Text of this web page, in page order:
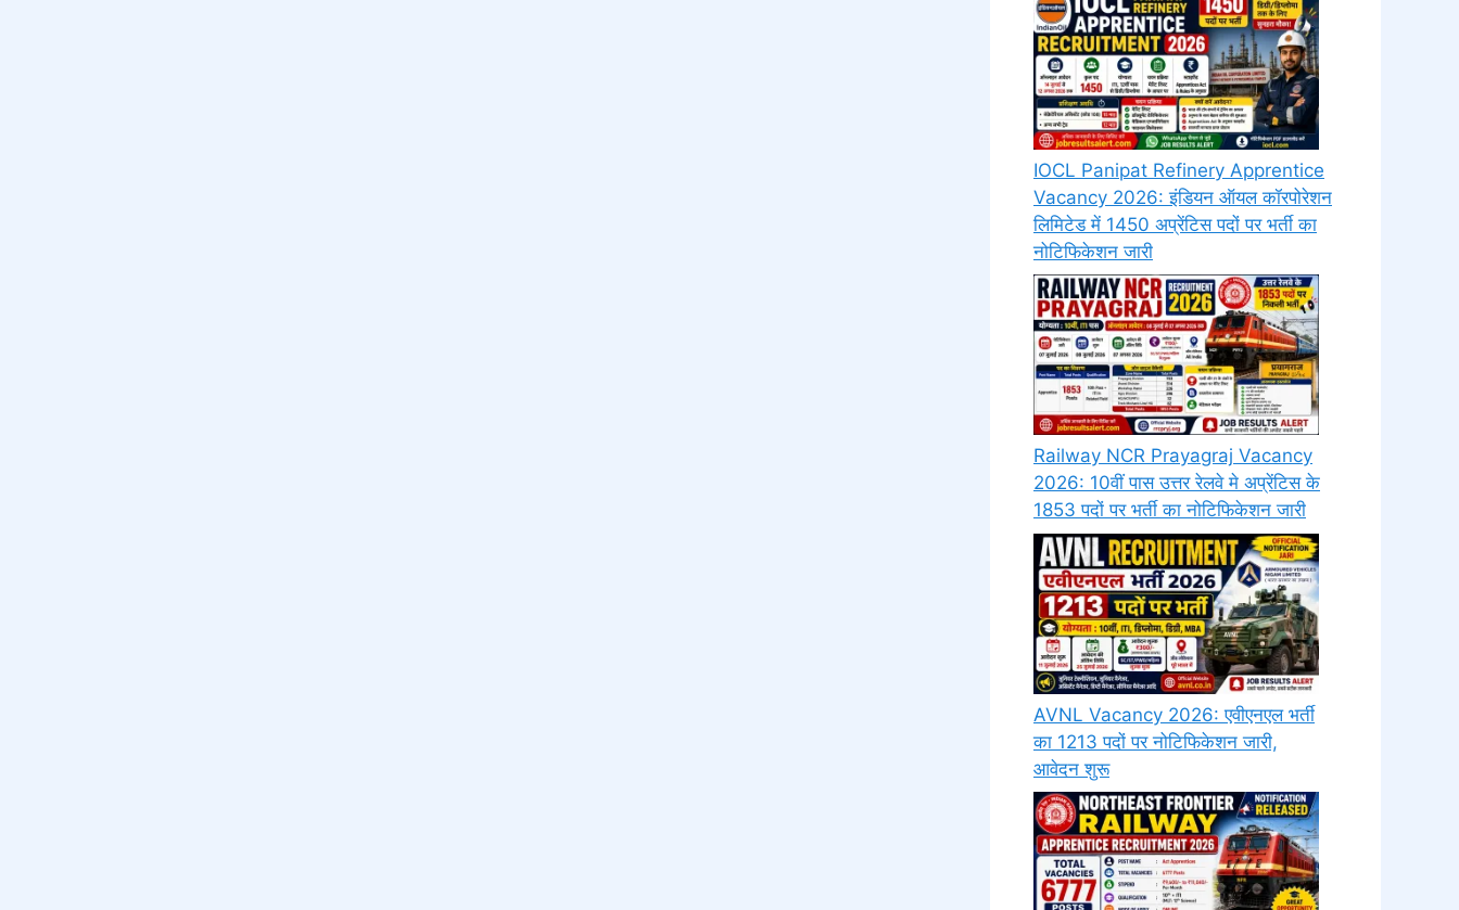
IOCL Panipat Refinery Apprentice
Vacancy 2026: इंडियन ऑयल कॉरपोरेशन
लिमिटेड में 1450 अप्रेंटिस पदों पर भर्ती का
नोटिफिकेशन जारी
Railway NCR Prayagraj Vacancy
2026: 10वीं पास उत्तर रेलवे मे अप्रेंटिस के
1853 पदों पर भर्ती का नोटिफिकेशन जारी
AVNL Vacancy 2026: एवीएनएल भर्ती
का 1213 पदों पर नोटिफिकेशन जारी,
आवेदन शुरू